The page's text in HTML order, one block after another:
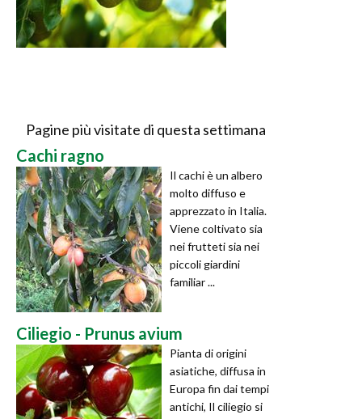
Pagine più visitate di questa settimana
Cachi ragno
Il cachi è un albero
molto diffuso e
apprezzato in Italia.
Viene coltivato sia
nei frutteti sia nei
piccoli giardini
familiar ...
Ciliegio - Prunus avium
Pianta di origini
asiatiche, diffusa in
Europa fin dai tempi
antichi, Il ciliegio si